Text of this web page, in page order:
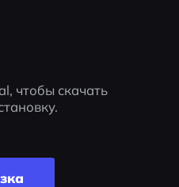
чтобы скачать